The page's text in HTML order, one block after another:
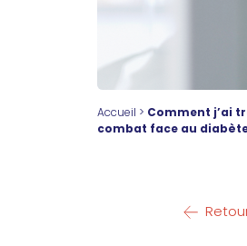
Accueil > Comment j’ai
combat face au